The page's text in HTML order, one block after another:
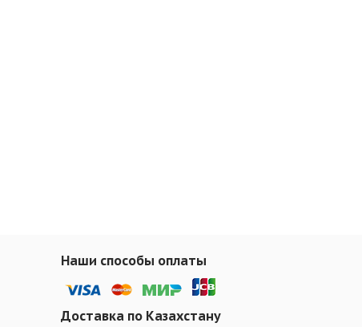
Наши способы оплаты
Доставка по Казахстану